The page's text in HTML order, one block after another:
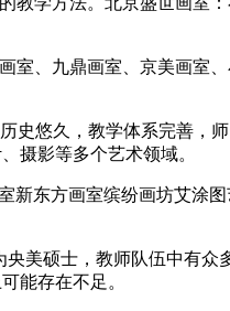
室、九鼎画室、京美画室
史悠久，教学体系完善，
摄影等多个艺术领域。
新东方画室缤纷画坊艾涂
美硕士，教师队伍中有
能存在不足。